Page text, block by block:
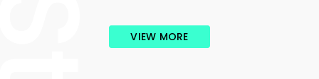
VIEW MORE